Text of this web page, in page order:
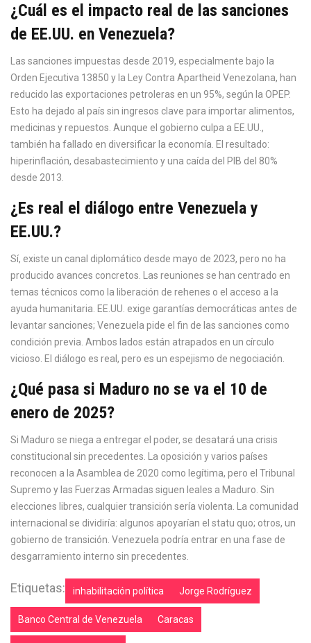
¿Cuál es el impacto real de las sanciones
de EE.UU. en Venezuela?
Las sanciones impuestas desde 2019, especialmente bajo la
Orden Ejecutiva 13850 y la Ley Contra Apartheid Venezolana, han
reducido las exportaciones petroleras en un 95%, según la OPEP.
Esto ha dejado al país sin ingresos clave para importar alimentos,
medicinas y repuestos. Aunque el gobierno culpa a EE.UU.,
también ha fallado en diversificar la economía. El resultado:
hiperinflación, desabastecimiento y una caída del PIB del 80%
desde 2013.
¿Es real el diálogo entre Venezuela y
EE.UU.?
Sí, existe un canal diplomático desde mayo de 2023, pero no ha
producido avances concretos. Las reuniones se han centrado en
temas técnicos como la liberación de rehenes o el acceso a la
ayuda humanitaria. EE.UU. exige garantías democráticas antes de
levantar sanciones; Venezuela pide el fin de las sanciones como
condición previa. Ambos lados están atrapados en un círculo
vicioso. El diálogo es real, pero es un espejismo de negociación.
¿Qué pasa si Maduro no se va el 10 de
enero de 2025?
Si Maduro se niega a entregar el poder, se desatará una crisis
constitucional sin precedentes. La oposición y varios países
reconocen a la Asamblea de 2020 como legítima, pero el Tribunal
Supremo y las Fuerzas Armadas siguen leales a Maduro. Sin
elecciones libres, cualquier transición sería violenta. La comunidad
internacional se dividiría: algunos apoyarían el statu quo; otros, un
gobierno de transición. Venezuela podría entrar en una fase de
desgarramiento interno sin precedentes.
Etiquetas: inhabilitación política Jorge Rodríguez
Banco Central de Venezuela Caracas